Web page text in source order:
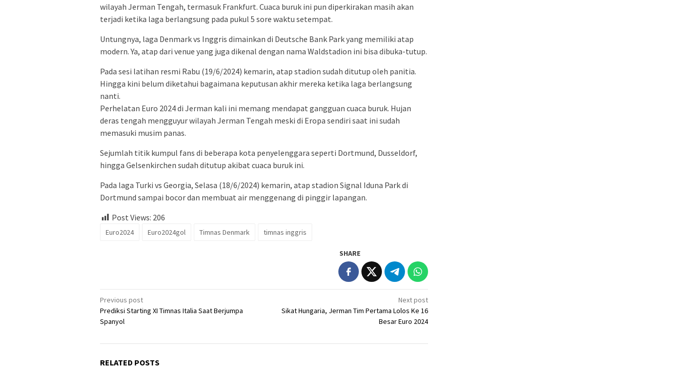
wilayah Jerman Tengah, termasuk Frankfurt. Cuaca buruk ini pun diperkirakan masih akan
terjadi ketika laga berlangsung pada pukul 5 sore waktu setempat.
Untungnya, laga Denmark vs Inggris dimainkan di Deutsche Bank Park yang memiliki atap
modern. Ya, atap dari venue yang juga dikenal dengan nama Waldstadion ini bisa dibuka-tutup.
Pada sesi latihan resmi Rabu (19/6/2024) kemarin, atap stadion sudah ditutup oleh panitia.
Hingga kini belum diketahui bagaimana keputusan akhir mereka ketika laga berlangsung
nanti.
Perhelatan Euro 2024 di Jerman kali ini memang mendapat gangguan cuaca buruk. Hujan
deras tengah mengguyur wilayah Jerman Tengah meski di Eropa sendiri saat ini sudah
memasuki musim panas.
Sejumlah titik kumpul fans di beberapa kota penyelenggara seperti Dortmund, Dusseldorf,
hingga Gelsenkirchen sudah ditutup akibat cuaca buruk ini.
Pada laga Turki vs Georgia, Selasa (18/6/2024) kemarin, atap stadion Signal Iduna Park di
Dortmund sampai bocor dan membuat air menggenang di pinggir lapangan.
Post Views: 206
Euro2024 Euro2024gol Timnas Denmark timnas inggris
SHARE
Post
navigation
Previous post
Prediksi Starting XI Timnas Italia Saat Berjumpa
Spanyol
Next post
Sikat Hungaria, Jerman Tim Pertama Lolos Ke 16
Besar Euro 2024
RELATED POSTS